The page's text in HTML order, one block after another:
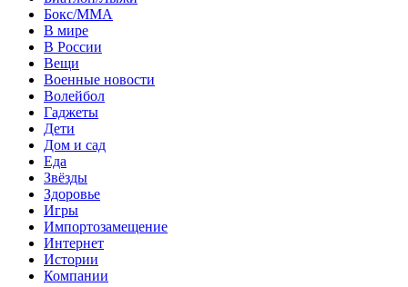
Бокс/MMA
В мире
В России
Вещи
Военные новости
Волейбол
Гаджеты
Дети
Дом и сад
Еда
Звёзды
Здоровье
Игры
Импортозамещение
Интернет
Истории
Компании